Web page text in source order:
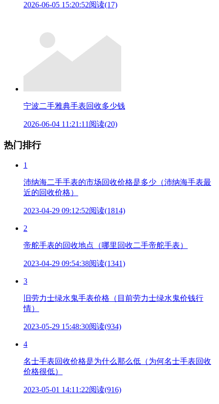
2026-06-05 15:20:52阅读(17)
宁波二手雅典手表回收多少钱
2026-06-04 11:21:11 阅读(20)
热门排行
1
沛纳海二手手表的市场回收价格是多少（沛纳海手表最
近的回收价格）
2023-04-29 09:12:52阅读(1814)
2
帝舵手表的回收地点（哪里回收二手帝舵手表）
2023-04-29 09:54:38阅读(1341)
3
旧劳力士绿水鬼手表价格（目前劳力士绿水鬼价钱行
情）
2023-05-29 15:48:30阅读(934)
4
名士手表回收价格是为什么那么低（为何名士手表回收
价格很低）
2023-05-01 14:11:22阅读(916)